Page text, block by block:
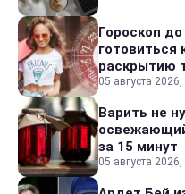
Гороскоп
готовиться
раскрытию
05 августа
Варить не
за 15 минут
05 августа